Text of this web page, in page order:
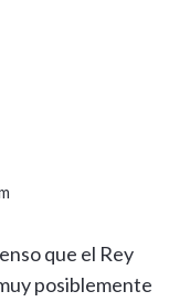
que el Rey
posiblemente